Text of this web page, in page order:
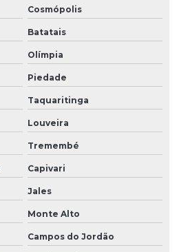
Cosmópolis
Batatais
Olímpia
Piedade
Taquaritinga
Louveira
Tremembé
Capivari
Jales
Monte Alto
Campos do Jordão